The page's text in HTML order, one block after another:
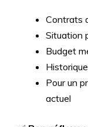
Contrats
Situation
Budget
Pour un
actuel